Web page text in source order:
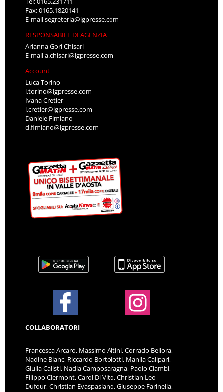
Fax: 0165.1820141
E-mailsegreteria@lgpresse.com
RESPONSABILE DI AGENZIA
Arianna Gori Chisari
E-maila.chisari@lgpresse.com
Account
Luca Torino
l.torino@lgpresse.com
Ivana Cretier
i.cretier@lgpresse.com
Daniele Fimiano
d.fimiano@lgpresse.com
COLLABORATORI
Francesca Arcaro, Massimo Altini, Corrado Bellora,
Nadine Blanc, Riccardo Bortolotti, Manila Calipari,
Giulia Calisti, Nadia Camposaragna, Paolo Ciambi,
Filippo Clermont, Carol Di Vito, Christian Leo
Dufour, Christian Evaspasiano, Giuseppe Farinella,